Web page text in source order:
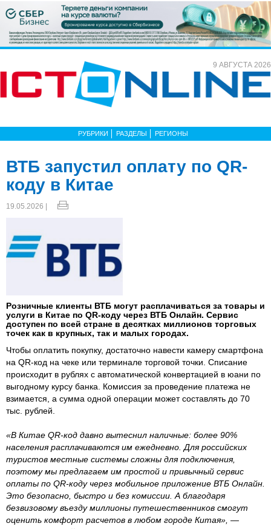
9 АВГУСТА 2026
РУБРИКИ РАЗДЕЛЫ РЕГИОНЫ
ВТБ запустил оплату по QR-
коду в Китае
19.05.2026 |
Розничные клиенты ВТБ могут расплачиваться за товары и
услуги в Китае по QR-коду через ВТБ Онлайн. Сервис
доступен по всей стране в десятках миллионов торговых
точек как в крупных, так и малых городах.
Чтобы оплатить покупку, достаточно навести камеру смартфона
на QR-код на чеке или терминале торговой точки. Списание
происходит в рублях с автоматической конвертацией в юани по
выгодному курсу банка. Комиссия за проведение платежа не
взимается, а сумма одной операции может составлять до 70
тыс. рублей.
«В Китае QR-код давно вытеснил наличные: более 90%
населения расплачиваются им ежедневно. Для российских
туристов местные системы сложны для подключения,
поэтому мы предлагаем им простой и привычный сервис
оплаты по QR-коду через мобильное приложение ВТБ Онлайн.
Это безопасно, быстро и без комиссии. А благодаря
безвизовому въезду миллионы путешественников смогут
оценить комфорт расчетов в любом городе Китая», —